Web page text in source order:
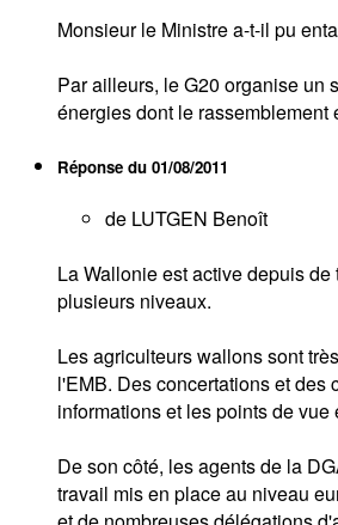
Monsieur le Ministre a-t-il pu
Par ailleurs, le G20 organise un
énergies dont le
Réponse du 01/08/2011
de LUTGEN Benoît
La Wallonie est active depuis
plusieurs niveaux.
Les agriculteurs wallons sont
l'EMB. Des concertations et
informations et les points de
De son côté, les agents de la
travail mis en place au niveau